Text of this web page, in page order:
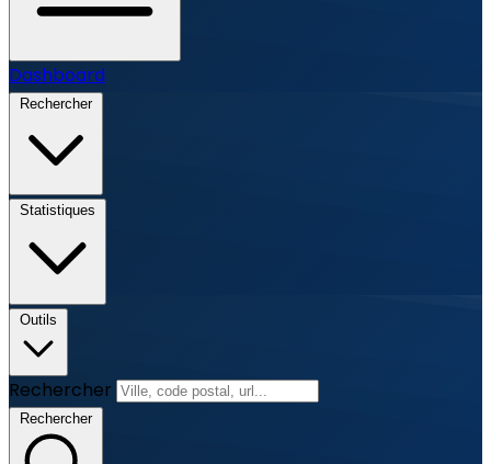
Dashboard
Rechercher
Statistiques
Outils
Rechercher
Rechercher